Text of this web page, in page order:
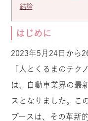
結論
はじめに
2023年5月24日から
「人とくるまのテク
は、自動車業界の最
スとなりました。こ
ブースは、その革新